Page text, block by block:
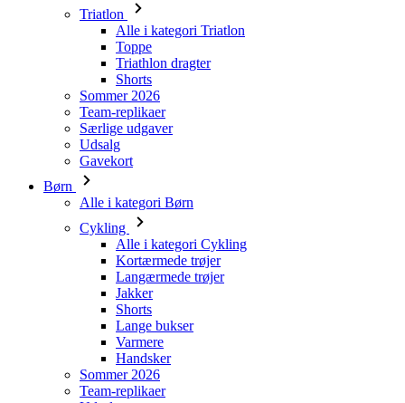
Sommer 2026
Team-replikaer
Særlige udgaver
Udsalg
Gavekort
Børn
Alle i kategori Børn
Cykling
Alle i kategori Cykling
Langærmede trøjer
Jakker
Shorts
Lange bukser
Varmere
Handsker
Sommer 2026
Team-replikaer
Udsalg
Særlige udgaver
Gavekort
Custom design
Historier